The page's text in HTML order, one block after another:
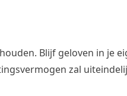
Blijf geloven in je
zal